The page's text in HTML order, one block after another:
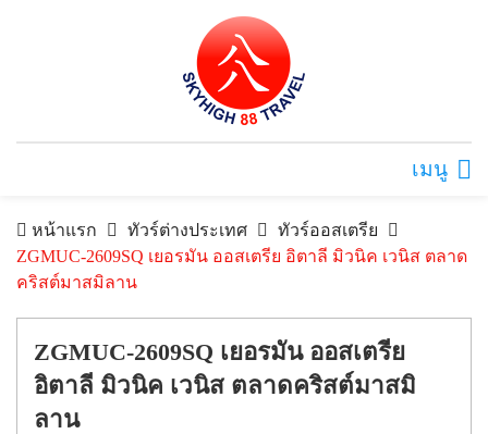
เมนู
หน้าแรก ทัวร์ต่างประเทศ
ทัวร์ออสเตรีย
ZGMUC-2609SQ เยอรมัน ออสเตรีย อิตาลี มิวนิค เวนิส ตลาด
คริสต์มาสมิลาน
ZGMUC-2609SQ เยอรมัน ออสเตรีย
อิตาลี มิวนิค เวนิส ตลาดคริสต์มาสมิ
ลาน